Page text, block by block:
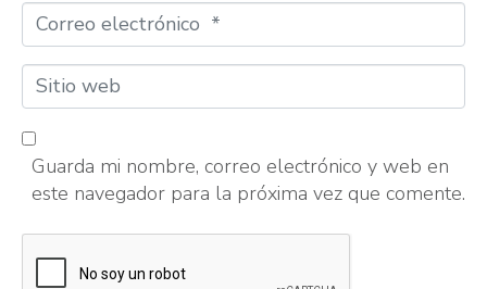
Correo
electrónico
*Sitio
web
Guarda mi nombre, correo electrónico y web en
este navegador para la próxima vez que comente.